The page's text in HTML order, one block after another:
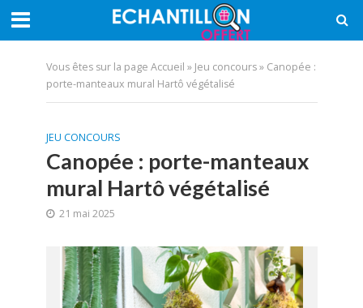
Vous êtes sur la page Accueil » Jeu concours» Canopée :
porte-manteaux mural Hartô végétalisé
JEU CONCOURS
Canopée : porte-manteaux
mural Hartô végétalisé
21 mai 2025